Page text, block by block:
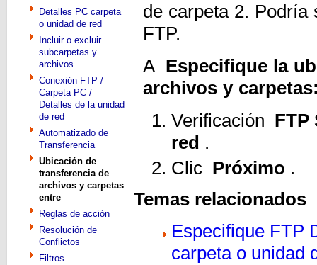
Detalles PC carpeta
o unidad de red
Incluir o excluir
subcarpetas y
archivos
Conexión FTP /
Carpeta PC /
Detalles de la unidad
de red
Automatizado de
Transferencia
Ubicación de
transferencia de
archivos y carpetas
entre
Reglas de acción
Resolución de
Conflictos
Filtros
de carpeta 2. Podría
FTP.
A Especifique la
archivos y
Verificación FTP
red .
Clic Próximo .
Temas relacionados
Especifique FTP
carpeta o unidad